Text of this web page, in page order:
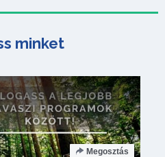
minket
Megosztás